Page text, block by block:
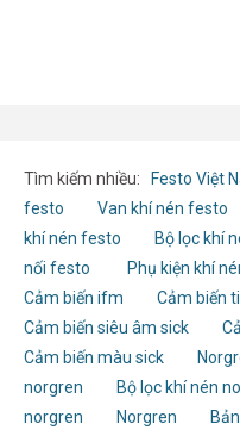
Tìm kiếm nhiều: Festo Việt
festo
Van khí nén festo
khí nén festo
Bộ lọc khí
nối festo
Phụ kiện khí
Cảm biến ifm
Cảm biến
Cảm biến siêu âm sick
Cảm biến màu sick
norgren
Bộ lọc khí nén
norgren
Norgren